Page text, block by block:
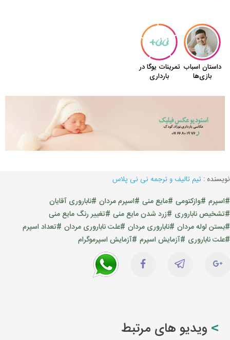
نویسنده : تیم تالیف و ترجمه نی نی پلاس
#اسپرم #وازکتومی #مایع منی #اسپرم مردان #ناباروری آقایان
#تشخیص ناباروری #زرد شدن مایع منی #تغییر رنگ مایع منی
#بستن لوله مردان #ناباروری مردان #علت ناباروری مردان #تعداد اسپرم
#علت ناباروری #آزمایش اسپرم #آزمایش اسپرموگرام
ویدیو های مرتبط